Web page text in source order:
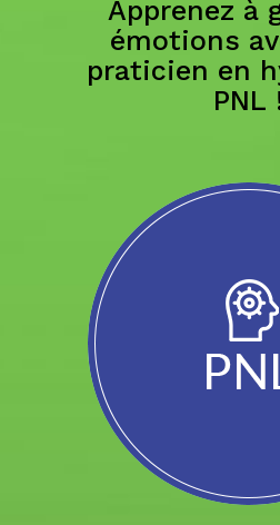
Apprenez à
émotions
praticien en
PNL